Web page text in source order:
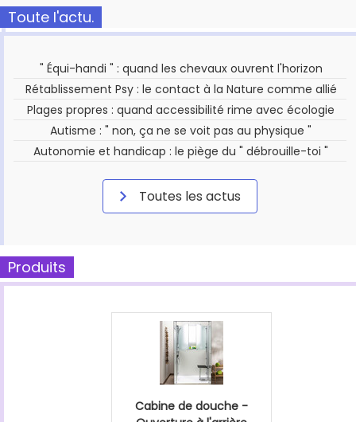
Toute l'actu.
" Équi-handi " : quand les chevaux ouvrent l'horizon
Rétablissement Psy : le contact à la Nature comme allié
Plages propres : quand accessibilité rime avec écologie
Autisme : " non, ça ne se voit pas au physique "
Autonomie et handicap : le piège du " débrouille-toi "
Toutes les actus
Produits
Cabine de douche -